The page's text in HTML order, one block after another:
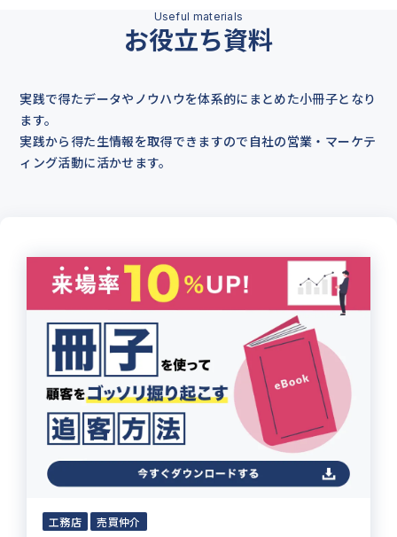
お役立ち資料
実践で得たデータやノウハウを体系的にまとめた小冊子となり
ます。
実践から得た生情報を取得できますので自社の営業・マーケテ
ィング活動に活かせます。
工務店 売買仲介